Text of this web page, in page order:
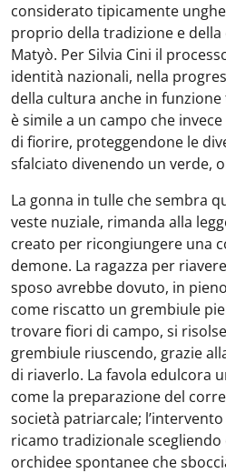
considerato tipicamente
proprio della tradizione e
Matyò. Per Silvia Cini il
identità nazionali, nella
della cultura anche in
è simile a un campo che
di fiorire, proteggendone le
sfalciato divenendo un verde,
La gonna in tulle che sembra
veste nuziale, rimanda alla
creato per ricongiungere una
demone. La ragazza per
sposo avrebbe dovuto, in
come riscatto un grembiule
trovare fiori di campo, si
grembiule riuscendo, grazie
di riaverlo. La favola edulcora
come la preparazione del
società patriarcale;
ricamo tradizionale
orchidee spontanee che